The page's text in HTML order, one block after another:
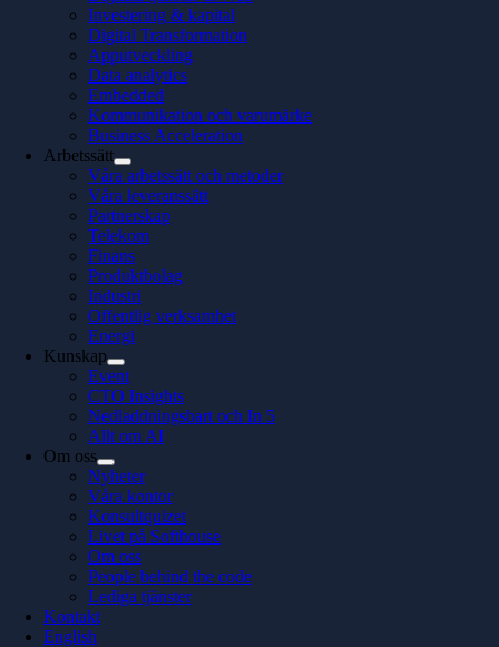
Investering & kapital
Digital Transformation
Apputveckling
Data analytics
Embedded
Kommunikation och varumärke
Business Acceleration
Arbetssätt
Våra arbetssätt och metoder
Våra leveranssätt
Partnerskap
Telekom
Finans
Produktbolag
Industri
Offentlig verksamhet
Energi
Kunskap
Event
CTO Insights
Nedladdningsbart och In 5
Allt om AI
Om oss
Nyheter
Våra kontor
Konsultquizet
Livet på Softhouse
Om oss
People behind the code
Lediga tjänster
Kontakt
English